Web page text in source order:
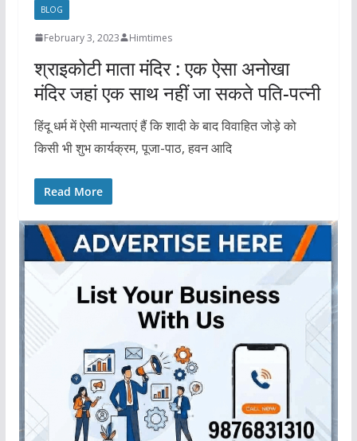
BLOG
February 3, 2023 Himtimes
श्राइकोटी माता मंदिर : एक ऐसा अनोखा
मंदिर जहां एक साथ नहीं जा सकते पति-पत्नी
हिंदू धर्म में ऐसी मान्यताएं हैं कि शादी के बाद विवाहित जोड़े को
किसी भी शुभ कार्यक्रम, पूजा-पाठ, हवन आदि
Read More